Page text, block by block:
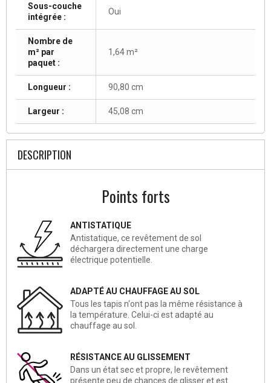
Sous-couche
intégrée :
Oui
Nombre de
m² par
paquet :
1,64 m²
Longueur : 90,80 cm
Largeur : 45,08 cm
DESCRIPTION
Points forts
ANTISTATIQUE
Antistatique, ce revêtement de sol
déchargera directement une charge
électrique potentielle.
ADAPTÉ AU CHAUFFAGE AU SOL
Tous les tapis n‘ont pas la même résistance à
la température. Celui-ci est adapté au
chauffage au sol.
RÉSISTANCE AU GLISSEMENT
Dans un état sec et propre, le revêtement
présente peu de chances de glisser et est